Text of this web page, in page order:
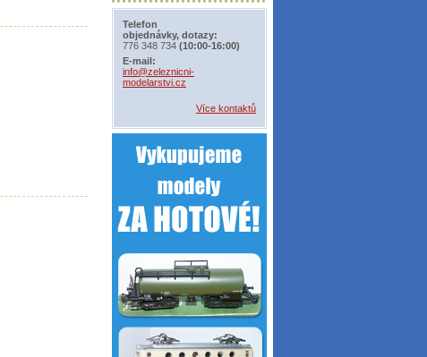
Telefon
objednávky, dotazy:
776 348 734 (10:00-16:00)
E-mail:
info@zeleznicni-
modelarstvi.cz
Více kontaktů